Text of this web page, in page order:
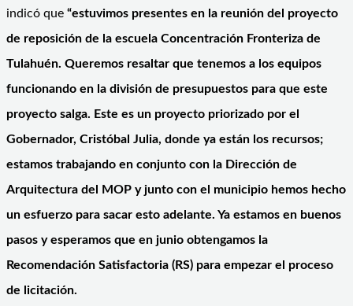
indicó que “estuvimos presentes en la reunión del proyecto
de reposición de la escuela Concentración Fronteriza de
Tulahuén. Queremos resaltar que tenemos a los equipos
funcionando en la división de presupuestos para que este
proyecto salga. Este es un proyecto priorizado por el
Gobernador, Cristóbal Julia, donde ya están los recursos;
estamos trabajando en conjunto con la Dirección de
Arquitectura del MOP y junto con el municipio hemos hecho
un esfuerzo para sacar esto adelante. Ya estamos en buenos
pasos y esperamos que en junio obtengamos la
Recomendación Satisfactoria (RS) para empezar el proceso
de licitación.